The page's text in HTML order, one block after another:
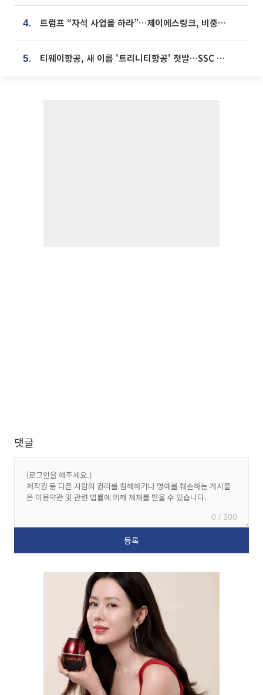
4. 트럼프 “자석 사업을 하라”…제이에스링크, 비중국 영구자석 공급망 구축 속도
5. 티웨이항공, 새 이름 '트리니티항공' 첫발…SSC 전략 본격화
댓글
0 / 300